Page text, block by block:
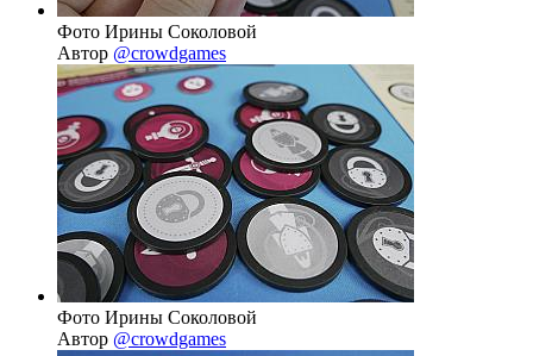
Фото Ирины Соколовой
Автор @crowdgames
Фото Ирины Соколовой
Автор @crowdgames